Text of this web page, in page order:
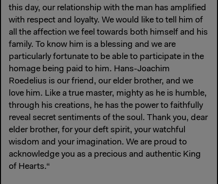
this day, our relationship with the man has amplified
with respect and loyalty. We would like to tell him of
all the affection we feel towards both himself and his
family. To know him is a blessing and we are
particularly fortunate to be able to participate in the
homage being paid to him. Hans-Joachim
Roedelius is our friend, our elder brother, and we
love him. Like a true master, mighty as he is humble,
through his creations, he has the power to faithfully
reveal secret sentiments of the soul. Thank you, dear
elder brother, for your deft spirit, your watchful
wisdom and your imagination. We are proud to
acknowledge you as a precious and authentic King
of Hearts.“